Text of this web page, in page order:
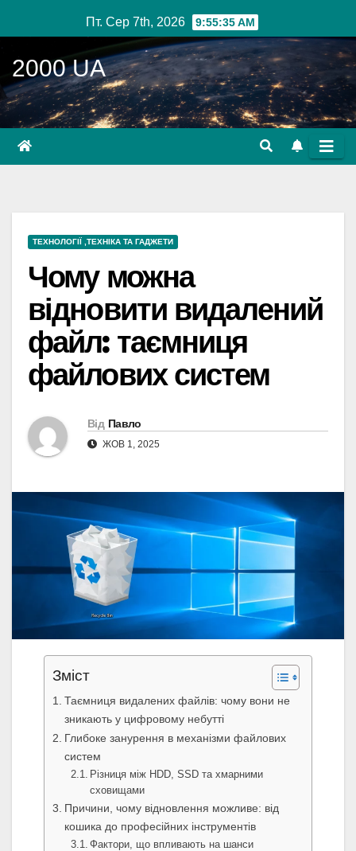
до
вмісту
Пт. Сер 7th, 2026 9:55:36 AM
2000 UA
ТЕХНОЛОГІЇ ,ТЕХНІКА ТА ГАДЖЕТИ
Чому можна
відновити видалений
файл: таємниця
файлових систем
Від Павло
ЖОВ 1, 2025
Зміст
Таємниця видалених файлів: чому вони не
зникають у цифровому небутті
Глибоке занурення в механізми файлових
систем
Різниця між HDD, SSD та хмарними
сховищами
Причини, чому відновлення можливе: від
кошика до професійних інструментів
Фактори, що впливають на шанси